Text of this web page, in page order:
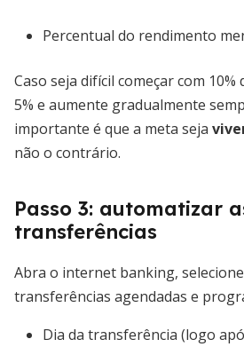
Percentual do rendimento
Caso seja difícil começar com 10%
5% e aumente gradualmente
importante é que a meta seja
não o contrário.
Passo 3: automatizar
transferências
Abra o internet banking,
transferências agendadas e
Dia da transferência (logo